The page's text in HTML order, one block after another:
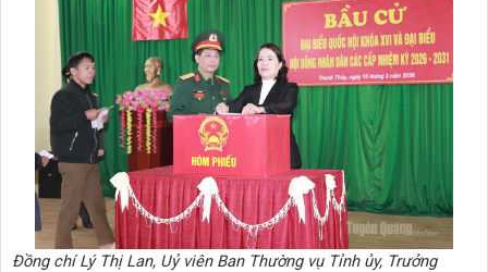
Đồng chí Lý Thị Lan, Uỷ viên Ban Thường vụ Tỉnh ủy, Trưởng